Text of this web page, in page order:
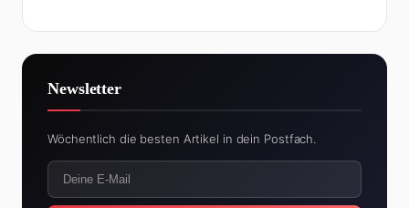
Newsletter
Wöchentlich die besten Artikel in dein Postfach.